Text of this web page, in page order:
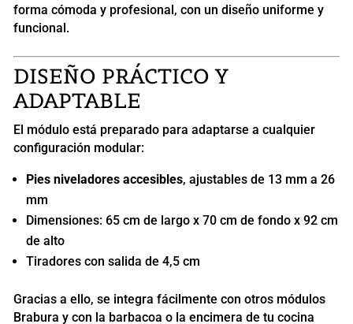
forma cómoda y profesional, con un diseño uniforme y
funcional.
DISEÑO PRÁCTICO Y
ADAPTABLE
El módulo está preparado para adaptarse a cualquier
configuración modular:
Pies niveladores accesibles, ajustables de 13 mm a 26
mm
Dimensiones: 65 cm de largo x 70 cm de fondo x 92 cm
de alto
Tiradores con salida de 4,5 cm
Gracias a ello, se integra fácilmente con otros módulos
Brabura y con la barbacoa o la encimera de tu cocina